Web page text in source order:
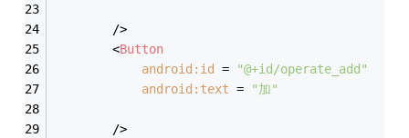
		/>
<Button
android:id
=
"@+id/operate_add"
android:text = "加"
		/>